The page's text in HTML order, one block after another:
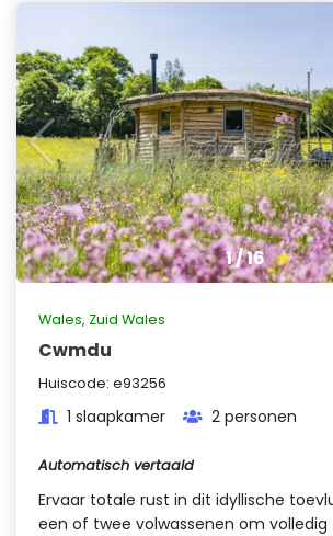
1/16
Wales, Zuid Wales
Cwmdu
Huiscode: e93256
1 slaapkamer 2 personen
Automatisch vertaald
Ervaar totale rust in dit idyllische
een of twee volwassenen om